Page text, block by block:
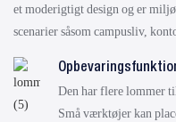
et moderigtigt design og er
scenarier såsom campusliv,
Den har flere lommer
Små værktøjer kan